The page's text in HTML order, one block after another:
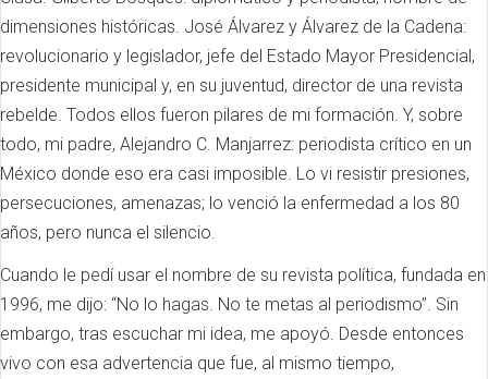
dimensiones históricas. José Álvarez y Álvarez de la Cadena:
revolucionario y legislador, jefe del Estado Mayor Presidencial,
presidente municipal y, en su juventud, director de una revista
rebelde. Todos ellos fueron pilares de mi formación. Y, sobre
todo, mi padre, Alejandro C. Manjarrez: periodista crítico en un
México donde eso era casi imposible. Lo vi resistir presiones,
persecuciones, amenazas; lo venció la enfermedad a los 80
años, pero nunca el silencio.
Cuando le pedí usar el nombre de su revista política, fundada en
1996, me dijo: “No lo hagas. No te metas al periodismo”. Sin
embargo, tras escuchar mi idea, me apoyó. Desde entonces
vivo con esa advertencia que fue, al mismo tiempo,